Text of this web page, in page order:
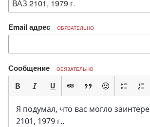
Email адрес ОБЯЗАТЕЛЬНО
Сообщение ОБЯЗАТЕЛЬНО
Я подумал, что вас могло
2101, 1979 г..